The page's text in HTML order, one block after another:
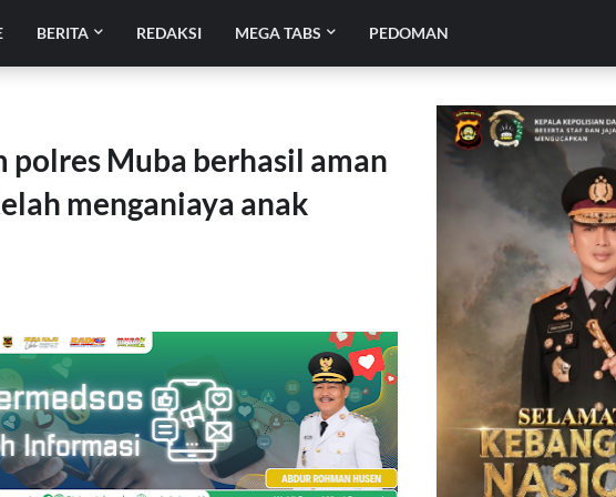
BERITA REDAKSI MEGA TABS PEDOMAN
polres Muba berhasil aman
menganiaya anak